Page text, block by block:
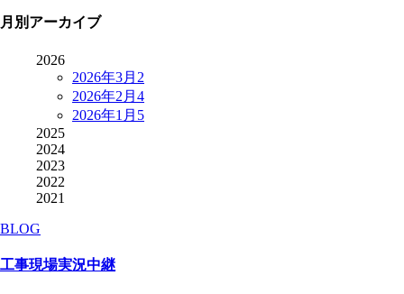
月別アーカイブ
2026
2026年3月 2
2026年2月 4
2026年1月 5
2025
2024
2023
2022
2021
BLOG
工事現場実況中継